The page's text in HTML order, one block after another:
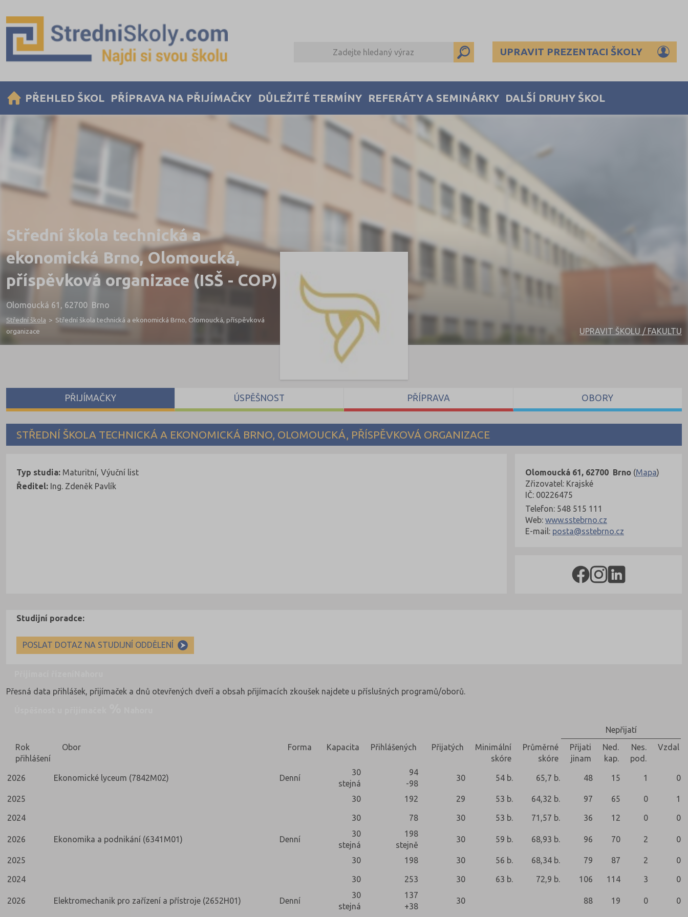
UPRAVIT PREZENTACI ŠKOLY
PŘEHLED ŠKOL PŘÍPRAVA NA PŘIJÍMAČKY DŮLEŽITÉ TERMÍNY REFERÁTY A SEMINÁRKY DALŠÍ DRUHY ŠKOL
Střední škola technická a
ekonomická Brno, Olomoucká,
příspěvková organizace (ISŠ - COP)
Olomoucká 61, 62700 Brno
Střední škola > Střední škola technická a ekonomická Brno, Olomoucká, příspěvková
organizace
UPRAVIT ŠKOLU / FAKULTU
STŘEDNÍ ŠKOLA TECHNICKÁ A EKONOMICKÁ BRNO, OLOMOUCKÁ, PŘÍSPĚVKOVÁ ORGANIZACE
Olomoucká 61, 62700 Brno (Mapa)
Zřizovatel: Krajské
IČ: 00226475
Telefon: 548 515 111
Web: www.sstebrno.cz
E-mail: posta@sstebrno.cz
Typ studia: Maturitní, Výuční list
Ředitel: Ing. Zdeněk Pavlík
Studijní poradce:
POSLAT DOTAZ NA STUDIJNÍ ODDĚLENÍ
PŘIJÍMAČKY ÚSPĚŠNOST PŘÍPRAVA OBORY
Přesná data přihlášek, přijímaček a dnů otevřených dveří a obsah přijímacích zkoušek najdete u příslušných programů/oborů.
Nepřijatí
Rok
přihlášení
Obor Forma Kapacita Přihlášených Přijatých
Minimální
skóre
Průměrné
skóre
Přijati
jinam
Ned.
kap.
Nes.
pod.
Vzdal
2026 Ekonomické lyceum (7842M02) Denní
30
stejná
94
-98
30 54 b. 65,7 b. 48 15 1 0
2025 30 192 29 53 b. 64,32 b. 97 65 0 1
2024 30 78 30 53 b. 71,57 b. 36 12 0 0
2026 Ekonomika a podnikání (6341M01) Denní
30
stejná
198
stejně
30 59 b. 68,93 b. 96 70 2 0
2025 30 198 30 56 b. 68,34 b. 79 87 2 0
2024 30 253 30 63 b. 72,9 b. 106 114 3 0
2026 Elektromechanik pro zařízení a přístroje (2652H01) Denní
30
stejná
137
+38
30 88 19 0 0